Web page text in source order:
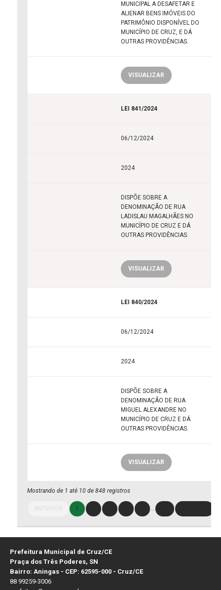
MUNICIPAL A DESAFETAR E
ALIENAR BENS IMÓVEIS DO
PATRIMÔNIO DISPONÍVEL DO
MUNICÍPIO DE CRUZ, E DÁ
OUTRAS PROVIDÊNCIAS.
VISUALIZAR
LEI 841/2024
06/12/2024
2024
DISPÕE SOBRE A
DENOMINAÇÃO DE RUA
LADISLAU MAGALHÃES NO
MUNICÍPIO DE CRUZ E DÁ
OUTRAS PROVIDÊNCIAS.
VISUALIZAR
LEI 840/2024
06/12/2024
2024
DISPÕE SOBRE A
DENOMINAÇÃO DE RUA
MIGUEL ALEXANDRE NO
MUNICÍPIO DE CRUZ E DÁ
OUTRAS PROVIDÊNCIAS.
VISUALIZAR
Mostrando de 1 até 10 de 848 registros
1
Prefeitura Municipal de Cruz/CE
Praça dos Três Poderes, SN
Bairro: Aningas - CEP: 62595-000 - Cruz/CE
88 99259-3006